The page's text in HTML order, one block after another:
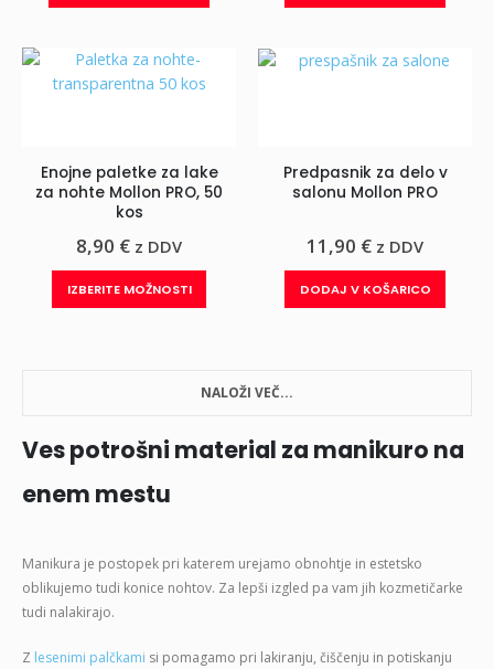
Enojne paletke za lake
za nohte Mollon PRO, 50
kos
8,90 € z DDV
IZBERITE MOŽNOSTI
izdelek
Možnosti
izberete
Predpasnik za delo v
salonu Mollon PRO
11,90 € z DDV
DODAJ V KOŠARICO
NALOŽI VEČ...
Ves potrošni material za manikuro na
enem mestu
Manikura je postopek pri katerem urejamo obnohtje in estetsko
oblikujemo tudi konice nohtov. Za lepši izgled pa vam jih kozmetičarke
tudi nalakirajo.
Z lesenimi palčkami si pomagamo pri lakiranju, čiščenju in potiskanju